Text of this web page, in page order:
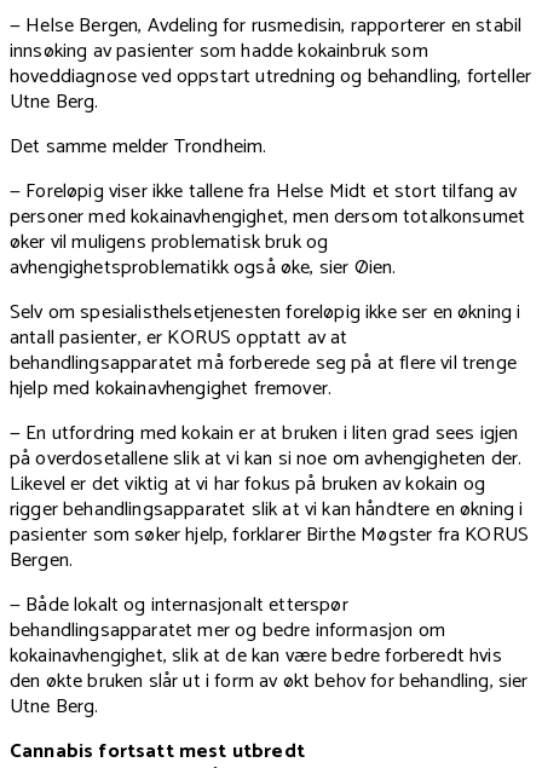
— Helse Bergen, Avdeling for rusmedisin, rapporterer en stabil
innsøking av pasienter som hadde kokainbruk som
hoveddiagnose ved oppstart utredning og behandling, forteller
Utne Berg.
Det samme melder Trondheim.
— Foreløpig viser ikke tallene fra Helse Midt et stort tilfang av
personer med kokainavhengighet, men dersom totalkonsumet
øker vil muligens problematisk bruk og
avhengighetsproblematikk også øke, sier Øien.
Selv om spesialisthelsetjenesten foreløpig ikke ser en økning i
antall pasienter, er KORUS opptatt av at
behandlingsapparatet må forberede seg på at flere vil trenge
hjelp med kokainavhengighet fremover.
— En utfordring med kokain er at bruken i liten grad sees igjen
på overdosetallene slik at vi kan si noe om avhengigheten der.
Likevel er det viktig at vi har fokus på bruken av kokain og
rigger behandlingsapparatet slik at vi kan håndtere en økning i
pasienter som søker hjelp, forklarer Birthe Møgster fra KORUS
Bergen.
— Både lokalt og internasjonalt etterspør
behandlingsapparatet mer og bedre informasjon om
kokainavhengighet, slik at de kan være bedre forberedt hvis
den økte bruken slår ut i form av økt behov for behandling, sier
Utne Berg.
Cannabis fortsatt mest utbredt